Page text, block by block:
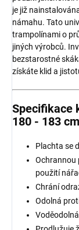
je již
námahu. Tato
trampolínami o
jiných výrobců.
bezstarostné
získáte klid a
Specifikace
180 - 183 cm
Plachta se
Ochrannou
použití
Chrání
Odolná
Voděodolná